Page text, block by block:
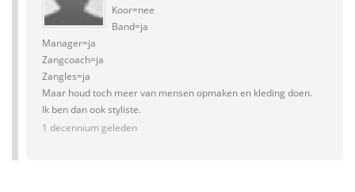
Koor=nee
Band=ja
Manager=ja
Zangcoach=ja
Zangles=ja
Maar houd toch meer van mensen opmaken en kleding doen.
Ik ben dan ook styliste.
1 decennium geleden